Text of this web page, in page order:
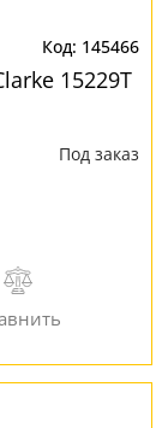
145466
15229T
Под заказ